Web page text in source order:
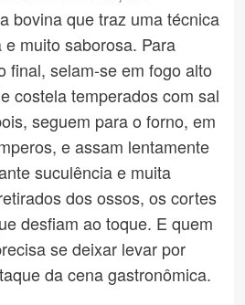
bovina que traz uma técnica
muito saborosa. Para
final, selam-se em fogo alto
costela temperados com sal
seguem para o forno, em
e assam lentamente
suculência e muita
dos ossos, os cortes
desfiam ao toque. E quem
se deixar levar por
da cena gastronômica.